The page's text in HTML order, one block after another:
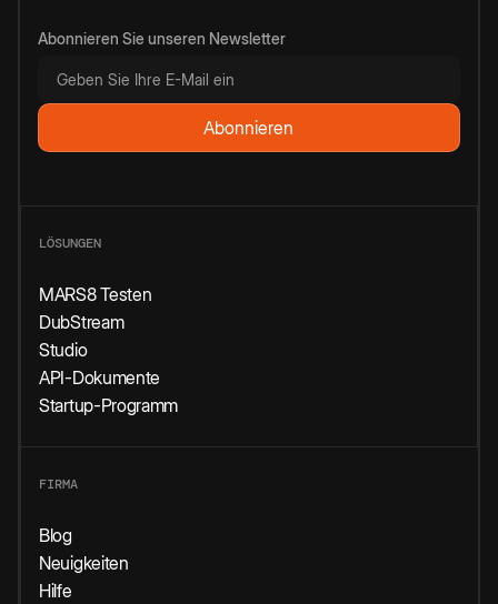
Abonnieren Sie unseren Newsletter
LÖSUNGEN
MARS8 Testen
DubStream
Studio
API-Dokumente
Startup-Programm
FIRMA
Blog
Neuigkeiten
Hilfe